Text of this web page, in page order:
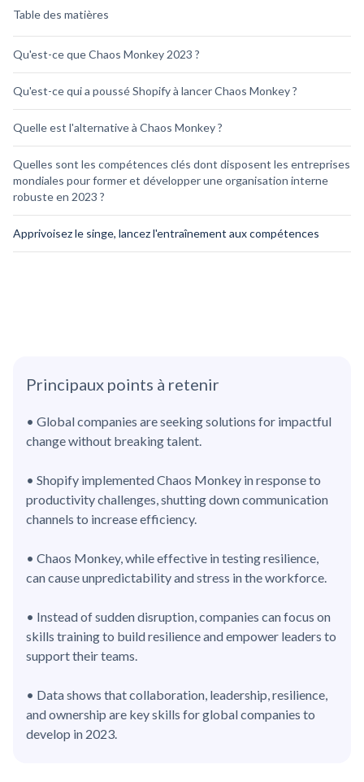
Table des matières
Qu'est-ce que Chaos Monkey 2023 ?
Qu'est-ce qui a poussé Shopify à lancer Chaos Monkey ?
Quelle est l'alternative à Chaos Monkey ?
Quelles sont les compétences clés dont disposent les entreprises
mondiales pour former et développer une organisation interne
robuste en 2023 ?
Apprivoisez le singe, lancez l'entraînement aux compétences
Principaux points à retenir
• Global companies are seeking solutions for impactful
change without breaking talent.
• Shopify implemented Chaos Monkey in response to
productivity challenges, shutting down communication
channels to increase efficiency.
• Chaos Monkey, while effective in testing resilience,
can cause unpredictability and stress in the workforce.
• Instead of sudden disruption, companies can focus on
skills training to build resilience and empower leaders to
support their teams.
• Data shows that collaboration, leadership, resilience,
and ownership are key skills for global companies to
develop in 2023.